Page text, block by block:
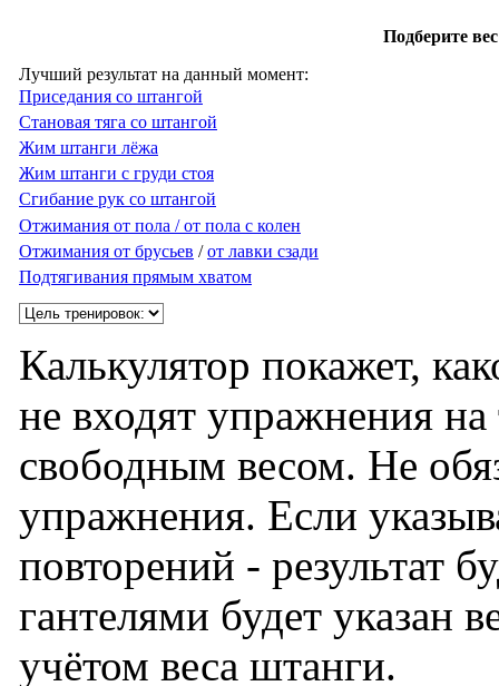
Подберите
Лучший результат на данный момент:
Приседания со штангой
Становая тяга со штангой
Жим штанги лёжа
Жим штанги с груди стоя
Сгибание рук со штангой
Отжимания от пола / от пола с колен
Отжимания от брусьев /от лавки сзади
Подтягивания прямым хватом
Калькулятор покажет,
не входят упражнения на
свободным весом. Не
упражнения. Если
повторений - результат
гантелями будет указан
учётом веса штанги.